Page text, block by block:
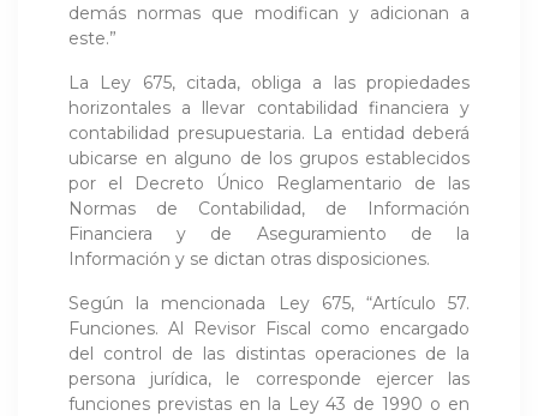
demás normas que modifican y adicionan a
este.”
La Ley 675, citada, obliga a las propiedades
horizontales a llevar contabilidad financiera y
contabilidad presupuestaria. La entidad deberá
ubicarse en alguno de los grupos establecidos
por el Decreto Único Reglamentario de las
Normas de Contabilidad, de Información
Financiera y de Aseguramiento de la
Información y se dictan otras disposiciones.
Según la mencionada Ley 675, “Artículo 57.
Funciones. Al Revisor Fiscal como encargado
del control de las distintas operaciones de la
persona jurídica, le corresponde ejercer las
funciones previstas en la Ley 43 de 1990 o en